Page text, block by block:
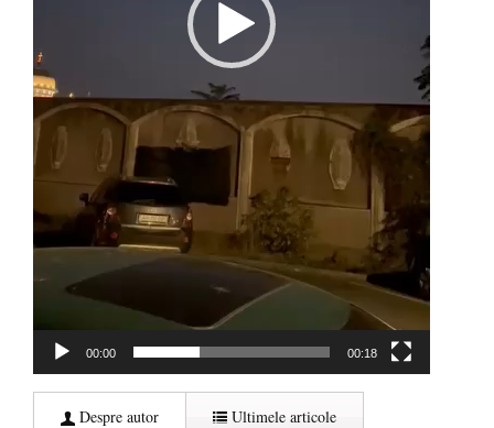
00:00 00:18
Despre autor Ultimele articole